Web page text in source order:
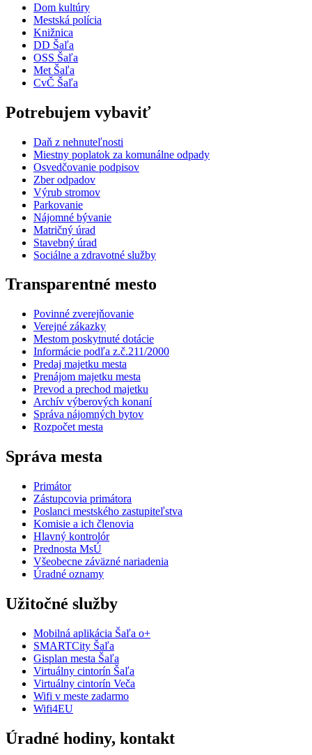
Dom kultúry
Mestská polícia
Knižnica
DD Šaľa
OSS Šaľa
Met Šaľa
CvČ Šaľa
Potrebujem vybaviť
Daň z nehnuteľnosti
Miestny poplatok za komunálne odpady
Osvedčovanie podpisov
Zber odpadov
Výrub stromov
Parkovanie
Nájomné bývanie
Matričný úrad
Stavebný úrad
Sociálne a zdravotné služby
Transparentné mesto
Povinné zverejňovanie
Verejné zákazky
Mestom poskytnuté dotácie
Informácie podľa z.č.211/2000
Predaj majetku mesta
Prenájom majetku mesta
Prevod a prechod majetku
Archív výberových konaní
Správa nájomných bytov
Rozpočet mesta
Správa mesta
Primátor
Zástupcovia primátora
Poslanci mestského zastupiteľstva
Komisie a ich členovia
Hlavný kontrolór
Prednosta MsÚ
Všeobecne záväzné nariadenia
Úradné oznamy
Užitočné služby
Mobilná aplikácia Šaľa o+
SMARTCity Šaľa
Gisplan mesta Šaľa
Virtuálny cintorín Šaľa
Virtuálny cintorín Veča
Wifi v meste zadarmo
Wifi4EU
Úradné hodiny, kontakt